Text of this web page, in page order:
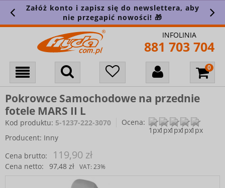
Załóż konto i zapisz się do newslettera, aby
nie przegapić nowości! 🎁
INFOLINIA
881 703 704
Pokrowce Samochodowe na przednie
fotele MARS II L
Kod produktu: 5-1237-222-3070
Ocena:
Producent: Inny
Cena brutto:
119,90 zł
Cena netto: 97,48 zł VAT: 23%